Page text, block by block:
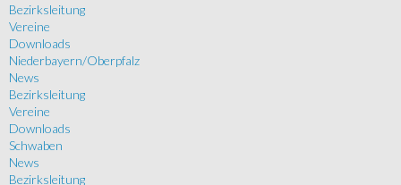
Bezirksleitung
Vereine
Downloads
Niederbayern/Oberpfalz
News
Bezirksleitung
Vereine
Downloads
Schwaben
News
Bezirksleitung